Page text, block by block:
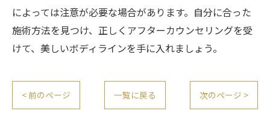
によっては注意が必要な場合があります。自分に合った
施術方法を見つけ、正しくアフターカウンセリングを受
けて、美しいボディラインを手に入れましょう。
< 前のページ 一覧に戻る 次のページ >